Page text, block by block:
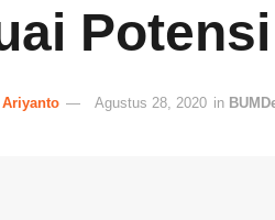
Ariyanto Agustus 28, 2020 in